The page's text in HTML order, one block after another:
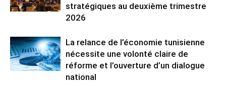
stratégiques au deuxième trimestre
2026
La relance de l’économie tunisienne
nécessite une volonté claire de
réforme et l’ouverture d’un dialogue
national